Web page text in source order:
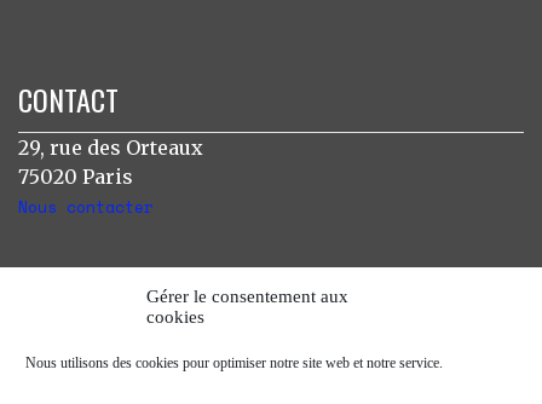
Gérer le consentement aux
cookies
Nous utilisons des cookies pour optimiser notre site web et notre service.
CONTACT
29, rue des Orteaux
75020 Paris
Nous contacter
INSTAGRAM